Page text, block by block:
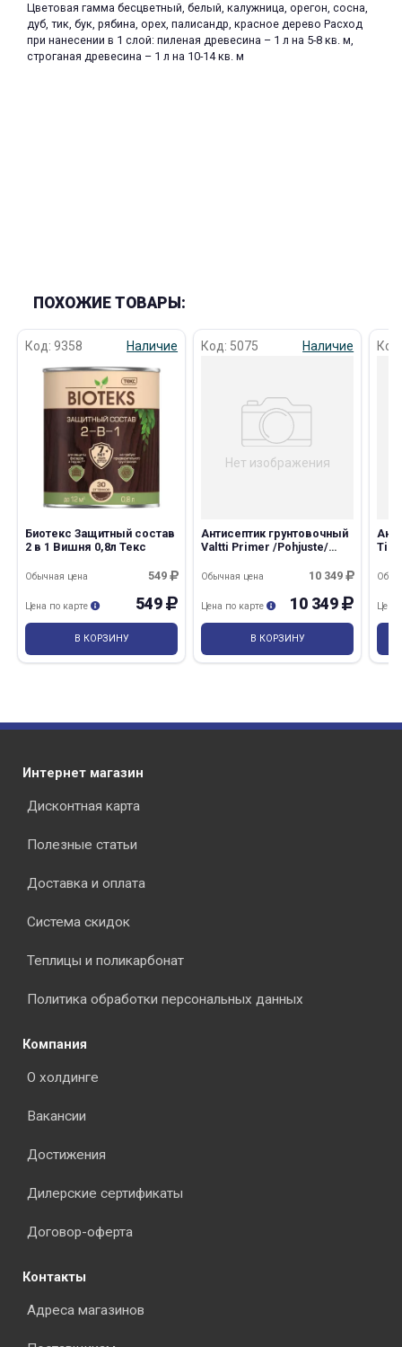
Цветовая гамма бесцветный, белый, калужница, орегон, сосна,
дуб, тик, бук, рябина, орех, палисандр, красное дерево Расход
при нанесении в 1 слой: пиленая древесина – 1 л на 5-8 кв. м,
строганая древесина – 1 л на 10-14 кв. м
ПОХОЖИЕ ТОВАРЫ:
Код: 9358 Наличие
Биотекс Защитный состав
2 в 1 Вишня 0,8л Текс
549
Обычная цена
549
Цена по карте
В КОРЗИНУ
Код: 5075 Наличие
Нет изображения
Антисептик грунтовочный
Valtti Primer /Pohjuste/
10 349
Обычная цена
10 349
Цена по карте
В КОРЗИНУ
Цена
Интернет магазин
Дисконтная карта
Полезные статьи
Доставка и оплата
Система скидок
Теплицы и поликарбонат
Политика обработки персональных данных
Компания
О холдинге
Вакансии
Достижения
Дилерские сертификаты
Договор-оферта
Контакты
Адреса магазинов